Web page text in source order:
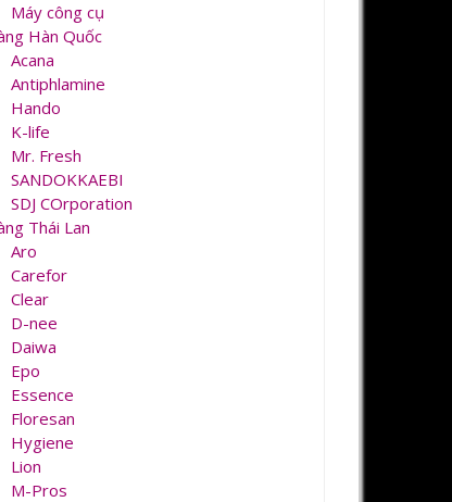
Máy công cụ
Hàn Quốc
Acana
Antiphlamine
Hando
K-life
Mr. Fresh
SANDOKKAEBI
SDJ COrporation
Thái Lan
Aro
Carefor
Clear
D-nee
Daiwa
Epo
Essence
Floresan
Hygiene
Lion
M-Pros